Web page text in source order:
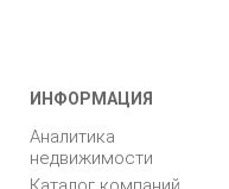
ИНФОРМАЦИЯ
Аналитика
недвижимости